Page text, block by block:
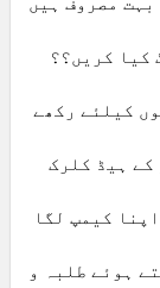
کیا کریں؟؟
کیلئے رکھے
کے ہیڈ کلرک
کیمپ لگا
ہوئے طلبہ و